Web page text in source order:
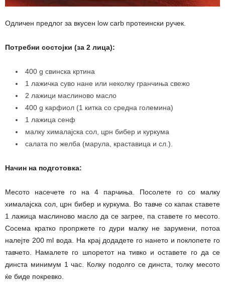
Одличен предлог за вкусен low carb протеински ручек.
Потребни состојки (за 2 лица):
400 g свинска кртина
1 лажичка суво нане или неколку гранчиња свежо
2 лажици маслиново масло
400 g карфиол (1 китка со средна големина)
1 лажица сенф
малку хималајска сол, црн бибер и куркума
салата по желба (марула, краставица и сл.).
Начин на подготовка:
Месото насечете го на 4 парчиња. Посолете го со малку
хималајска сол, црн бибер и куркума. Во тавче со капак ставете
1 лажица маслиново масло да се загрее, па ставете го месото.
Сосема кратко пропржете го дури малку не зарумени, потоа
налејте 200 ml вода. На крај додадете го нането и поклопете го
тавчето. Намалете го шпоретот на тивко и оставете го да се
динста минимум 1 час. Колку подолго се динста, толку месото
ќе биде покревко.